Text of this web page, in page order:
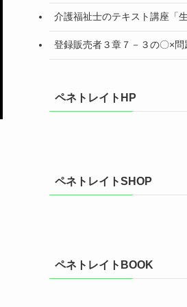
介護福祉士のテキスト講座「
登録販売者３章７－３の〇×問
ペネトレイトHP
ペネトレイトSHOP
ペネトレイトBOOK